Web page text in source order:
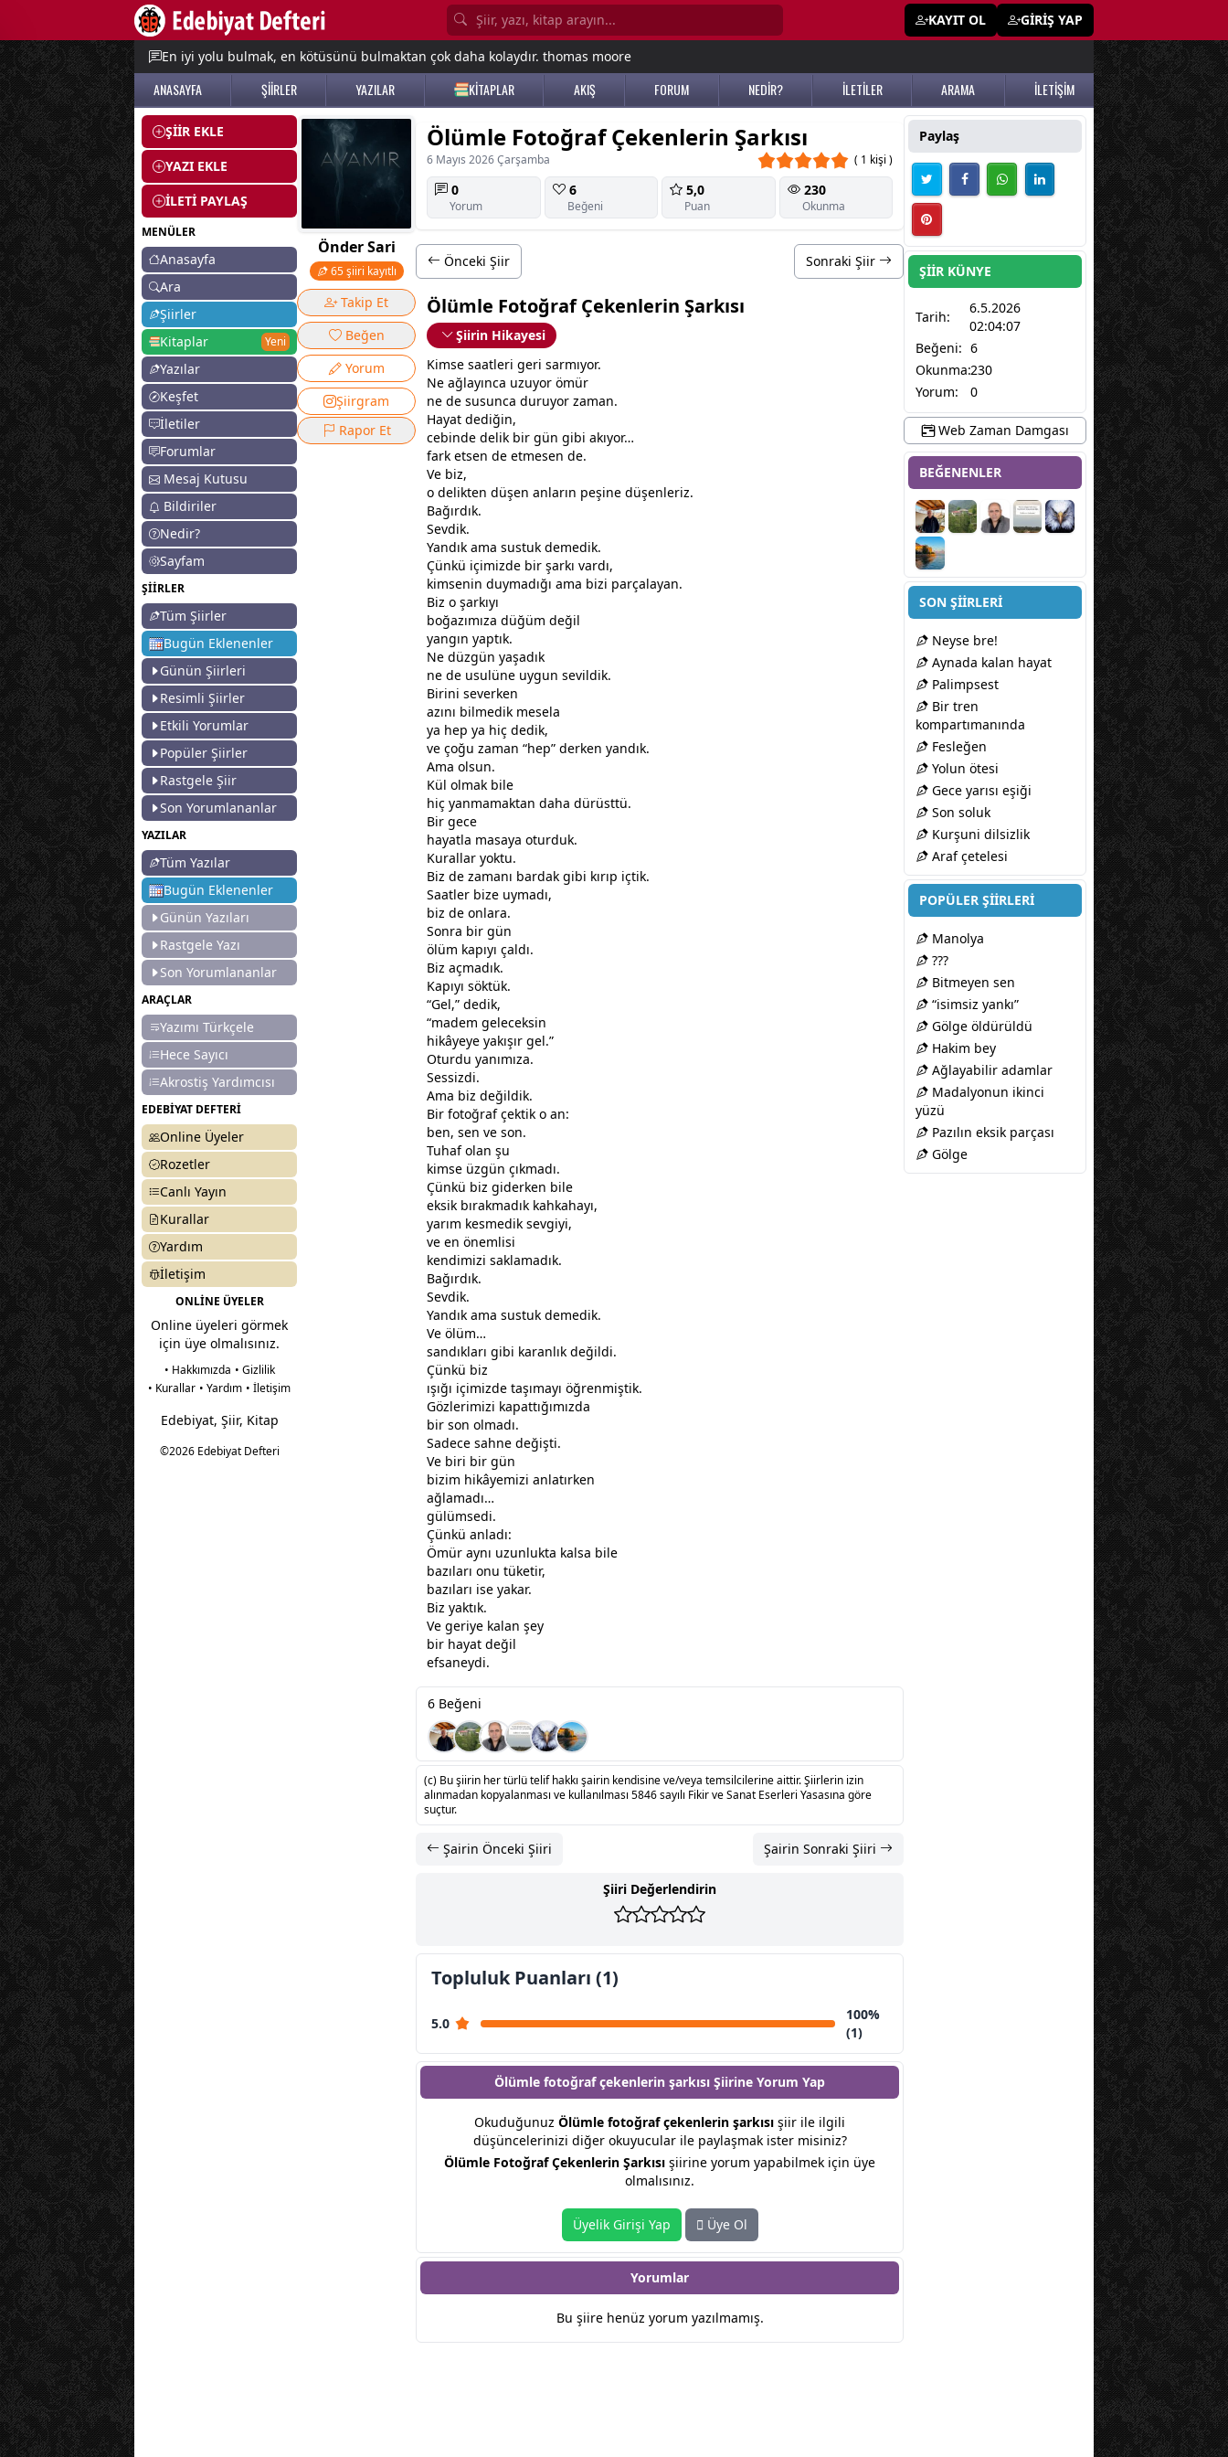
KAYIT OL GİRİŞ YAP
En iyi yolu bulmak, en kötüsünü bulmaktan çok daha kolaydır. thomas moore
ANASAYFA ŞİİRLER YAZILAR KİTAPLAR AKIŞ FORUM NEDİR? İLETİLER ARAMA İLETİŞİM
ŞİİR EKLE
YAZI EKLE
İLETİ PAYLAŞ
MENÜLER
Anasayfa
Ara
Şiirler
Kitaplar
Yeni
Yazılar
Keşfet
İletiler
Forumlar
Mesaj Kutusu
Bildiriler
Nedir?
Sayfam
ŞİİRLER
Tüm Şiirler
Bugün Eklenenler
Günün Şiirleri
Resimli Şiirler
Etkili Yorumlar
Popüler Şiirler
Rastgele Şiir
Son Yorumlananlar
YAZILAR
Tüm Yazılar
Bugün Eklenenler
Günün Yazıları
Rastgele Yazı
Son Yorumlananlar
ARAÇLAR
Yazımı Türkçele
Hece Sayıcı
Akrostiş Yardımcısı
EDEBİYAT DEFTERİ
Online Üyeler
Rozetler
Canlı Yayın
Kurallar
Yardım
İletişim
ONLİNE ÜYELER
Online üyeleri görmek
için üye olmalısınız.
• Hakkımızda • Gizlilik
• Kurallar • Yardım • İletişim
Edebiyat, Şiir, Kitap
©2026 Edebiyat Defteri
Önder Sari
65 şiiri kayıtlı
Takip Et
Beğen
Yorum
Şiirgram
Rapor Et
Ölümle Fotoğraf Çekenlerin Şarkısı
6 Mayıs 2026 Çarşamba ( 1 kişi )
0
Yorum
6
Beğeni
5,0
Puan
230
Okunma
Önceki Şiir Sonraki Şiir
Ölümle Fotoğraf Çekenlerin Şarkısı
Şiirin Hikayesi
Kimse saatleri geri sarmıyor.
Ne ağlayınca uzuyor ömür
ne de susunca duruyor zaman.
Hayat dediğin,
cebinde delik bir gün gibi akıyor…
fark etsen de etmesen de.
Ve biz,
o delikten düşen anların peşine düşenleriz.
Bağırdık.
Sevdik.
Yandık ama sustuk demedik.
Çünkü içimizde bir şarkı vardı,
kimsenin duymadığı ama bizi parçalayan.
Biz o şarkıyı
boğazımıza düğüm değil
yangın yaptık.
Ne düzgün yaşadık
ne de usulüne uygun sevildik.
Birini severken
azını bilmedik mesela
ya hep ya hiç dedik,
ve çoğu zaman “hep” derken yandık.
Ama olsun.
Kül olmak bile
hiç yanmamaktan daha dürüsttü.
Bir gece
hayatla masaya oturduk.
Kurallar yoktu.
Biz de zamanı bardak gibi kırıp içtik.
Saatler bize uymadı,
biz de onlara.
Sonra bir gün
ölüm kapıyı çaldı.
Biz açmadık.
Kapıyı söktük.
“Gel,” dedik,
“madem geleceksin
hikâyeye yakışır gel.”
Oturdu yanımıza.
Sessizdi.
Ama biz değildik.
Bir fotoğraf çektik o an:
ben, sen ve son.
Tuhaf olan şu
kimse üzgün çıkmadı.
Çünkü biz giderken bile
eksik bırakmadık kahkahayı,
yarım kesmedik sevgiyi,
ve en önemlisi
kendimizi saklamadık.
Bağırdık.
Sevdik.
Yandık ama sustuk demedik.
Ve ölüm…
sandıkları gibi karanlık değildi.
Çünkü biz
ışığı içimizde taşımayı öğrenmiştik.
Gözlerimizi kapattığımızda
bir son olmadı.
Sadece sahne değişti.
Ve biri bir gün
bizim hikâyemizi anlatırken
ağlamadı…
gülümsedi.
Çünkü anladı:
Ömür aynı uzunlukta kalsa bile
bazıları onu tüketir,
bazıları ise yakar.
Biz yaktık.
Ve geriye kalan şey
bir hayat değil
efsaneydi.
6 Beğeni
(c) Bu şiirin her türlü telif hakkı şairin kendisine ve/veya temsilcilerine aittir. Şiirlerin izin
alınmadan kopyalanması ve kullanılması 5846 sayılı Fikir ve Sanat Eserleri Yasasına göre
suçtur.
Şairin Önceki Şiiri Şairin Sonraki Şiiri
Şiiri Değerlendirin
Topluluk Puanları (1)
5.0
100%
(1)
Ölümle fotoğraf çekenlerin şarkısı Şiirine Yorum Yap
Okuduğunuz Ölümle fotoğraf çekenlerin şarkısı şiir ile ilgili
düşüncelerinizi diğer okuyucular ile paylaşmak ister misiniz?
Ölümle Fotoğraf Çekenlerin Şarkısı şiirine yorum yapabilmek için üye
olmalısınız.
Üyelik Girişi Yap Üye Ol
Yorumlar
Bu şiire henüz yorum yazılmamış.
Paylaş
ŞİİR KÜNYE
Tarih:
6.5.2026
02:04:07
Beğeni: 6
Okunma:230
Yorum:
0
Web Zaman Damgası
BEĞENENLER
SON ŞİİRLERİ
Neyse bre!
Aynada kalan hayat
Palimpsest
Bir tren
kompartımanında
Fesleğen
Yolun ötesi
Gece yarısı eşiği
Son soluk
Kurşuni dilsizlik
Araf çetelesi
POPÜLER ŞİİRLERİ
Manolya
???
Bitmeyen sen
“isimsiz yankı”
Gölge öldürüldü
Hakim bey
Ağlayabilir adamlar
Madalyonun ikinci
yüzü
Pazılın eksik parçası
Gölge
menu